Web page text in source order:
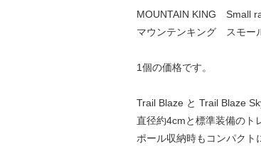
MOUNTAIN KING Small
マウンテンキング スモー
1個の価格です。
Trail Blaze と Trail Blaze
直径約4cmと標準装備のト
ポール収納時もコンパクト